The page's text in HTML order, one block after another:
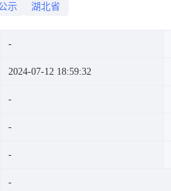
示 湖北省
2024-07-12 18:59:32